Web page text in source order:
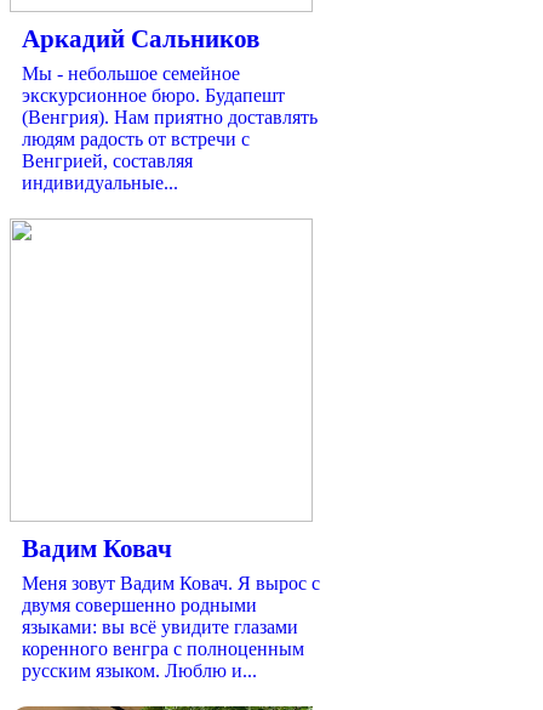
Аркадий Сальников
Мы - небольшое семейное
экскурсионное бюро. Будапешт
(Венгрия). Нам приятно доставлять
людям радость от встречи с
Венгрией, составляя
индивидуальные...
Вадим Ковач
Меня зовут Вадим Ковач. Я вырос с
двумя совершенно родными
языками: вы всё увидите глазами
коренного венгра с полноценным
русским языком. Люблю и...